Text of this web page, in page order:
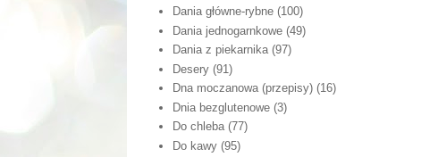
Dania główne-rybne (100)
Dania jednogarnkowe (49)
Dania z piekarnika (97)
Desery (91)
Dna moczanowa (przepisy) (16)
Dnia bezglutenowe (3)
Do chleba (77)
Do kawy (95)